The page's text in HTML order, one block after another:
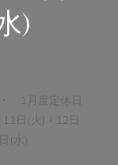
)
1月度定休日
日(火)・12日
(水)